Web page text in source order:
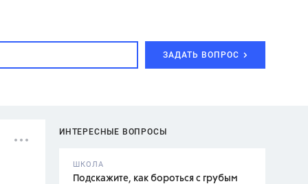
ЗАДАТЬ ВОПРОС
ИНТЕРЕСНЫЕ ВОПРОСЫ
ШКОЛА
Подскажите, как бороться с грубым